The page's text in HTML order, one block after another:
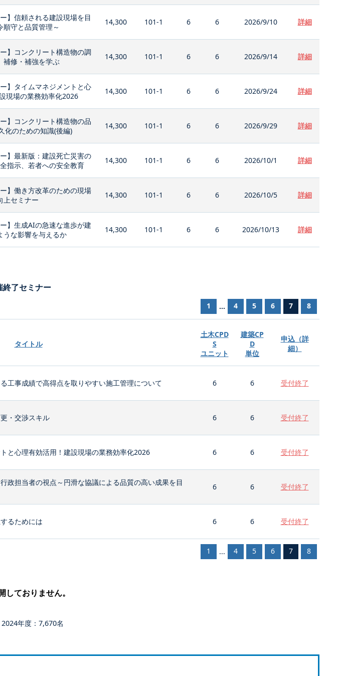
】信頼される建設現場を目
順守と品質管理～
14,300 101-1 6 6 2026/9/10 詳細
】コンクリート構造物の調
補修・補強を学ぶ
14,300 101-1 6 6 2026/9/14 詳細
】タイムマネジメントと心
現場の業務効率化2026
14,300 101-1 6 6 2026/9/24 詳細
】コンクリート構造物の品
化のための知識(後編)
14,300 101-1 6 6 2026/9/29 詳細
】最新版：建設死亡災害の
指示、若者への安全教育
14,300 101-1 6 6 2026/10/1 詳細
】働き方改革のための現場
上セミナー
14,300 101-1 6 6 2026/10/5 詳細
】生成AIの急速な進歩が建
うな影響を与えるか
14,300 101-1 6 6 2026/10/13 詳細
了セミナー
1 ... 4 5 6 7 8
タイトル
土木CPD
S
ユニット
建築CP
D
単位
申込（詳
細）
工事成績で高得点を取りやすい施工管理について 6 6 受付終了
・交渉スキル 6 6 受付終了
と心理有効活用！建設現場の業務効率化2026 6 6 受付終了
政担当者の視点～円滑な協議による品質の高い成果を目
6 6 受付終了
るためには 6 6 受付終了
1 ... 4 5 6 7 8
ておりません。
年度：7,670名